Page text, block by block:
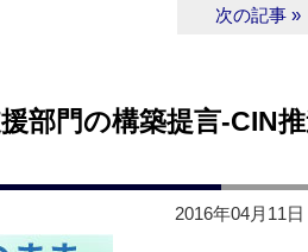
次の記事 »
部門の構築提言‐CIN
2016年04月11日